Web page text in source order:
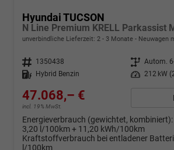
Hyundai TUCSON
unverbindliche Lieferzeit: 2 - 3 Monate Neuwagen
Fahrzeugnr. 1350438 Getriebe Autom.
Kraftstoff
Hybrid Benzin Leistung 212 kW
47.068,– €
incl. 19% MwSt.
Energieverbrauch (gewichtet, kombiniert):
3,20 l/100km + 11,20 kWh/100km
Kraftstoffverbrauch bei entladener
l/100km